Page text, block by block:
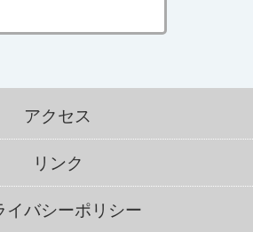
アクセス
リンク
イバシーポリシー